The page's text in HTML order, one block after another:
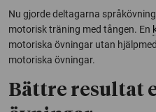
Nu gjorde deltagarna
motorisk träning med tången. En
motoriska övningar utan
motoriska övningar.
Bättre resultat